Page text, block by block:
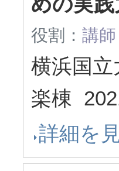
役割： 講師
横浜国
楽棟
詳細を